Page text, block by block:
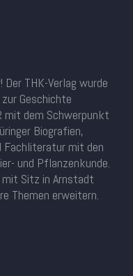
THK-Verlag wurde
Geschichte
mit dem Schwerpunkt
Biografien,
Fachliteratur mit den
und Pflanzenkunde.
Sitz in Arnstadt
Themen erweitern.